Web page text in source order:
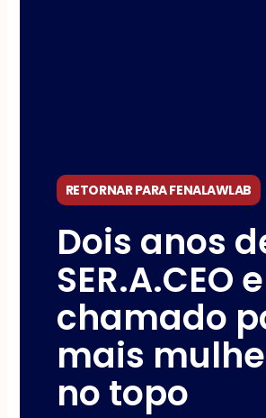
RETORNAR PARA FENALAWLAB
Dois anos
SER.A.CEO
chamado
mais
no topo